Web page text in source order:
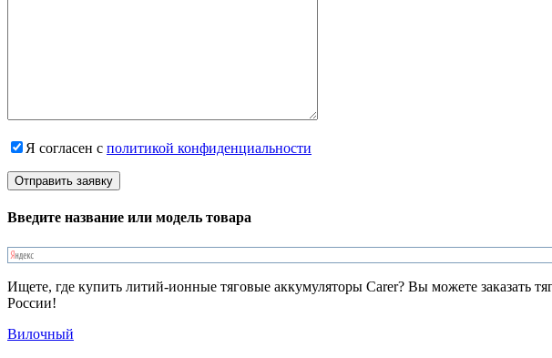
Я согласен с политикой конфиденциальности
Введите название или модель товара
Ищете, где купить литий-ионные тяговые аккумуляторы Carer? Вы можете
России!
Вилочный